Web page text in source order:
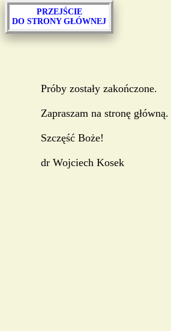
PRZEJŚCIE
DO STRONY GŁÓWNEJ
Próby zostały zakończone.
Zapraszam na stronę główną.
Szczęść Boże!
dr Wojciech Kosek